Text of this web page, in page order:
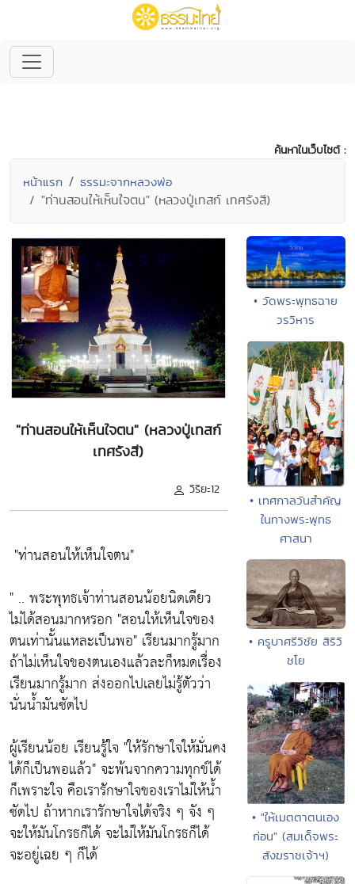
ค้นหาในเว็บไซต์ :
หน้าแรก ธรรมะจากหลวงพ่อ
"ท่านสอนให้เห็นใจตน" (หลวงปู่เทสก์ เทศรังสี)
"ท่านสอนให้เห็นใจตน" (หลวงปู่เทสก์
เทศรังสี)
วิริยะ12
"ท่านสอนให้เห็นใจตน"
" .. พระพุทธเจ้าท่านสอนน้อยนิดเดียว
ไม่ได้สอนมากหรอก "สอนให้เห็นใจของ
ตนเท่านั้นแหละเป็นพอ" เรียนมากรู้มาก
ถ้าไม่เห็นใจของตนเองแล้วละก็หมดเรื่อง
เรียนมากรู้มาก ส่งออกไปเลยไม่รู้ตัวว่า
นั่นน้ำมันซัดไป
ผู้เรียนน้อย เรียนรู้ใจ "ให้รักษาใจให้มั่นคง
ได้ก็เป็นพอแล้ว"จะพ้นจากความทุกข์ได้
ก็เพราะใจ คือเรารักษาใจของเราไม่ให้น้ำ
ซัดไป ถ้าหากเรารักษาใจได้จริง ๆ จัง ๆ
จะให้มันโกรธก็ได้ จะไม่ให้มันโกรธก็ได้
จะอยู่เฉย ๆ ก็ได้
• วัดพระพุทธฉาย
วรวิหาร
• เทศกาลวันสำคัญ
ในทางพระพุทธ
ศาสนา
• ครูบาศรีวิชัย สิริวิ
ชโย
• "ให้เมตตาตนเอง
ก่อน" (สมเด็จพระ
สังฆราชเจ้าฯ)